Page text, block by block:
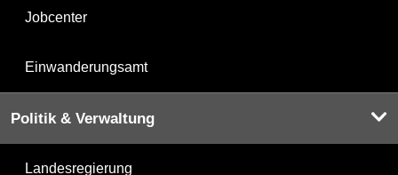
Jobcenter
Einwanderungsamt
Politik & Verwaltung
Landesregierung